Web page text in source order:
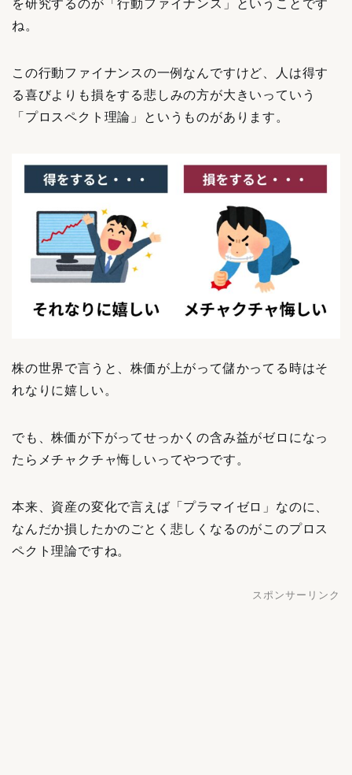
を研究するのが「行動ファイナンス」ということです
ね。
この行動ファイナンスの一例なんですけど、人は得す
る喜びよりも損をする悲しみの方が大きいっていう
「プロスペクト理論」というものがあります。
株の世界で言うと、株価が上がって儲かってる時はそ
れなりに嬉しい。
でも、株価が下がってせっかくの含み益がゼロになっ
たらメチャクチャ悔しいってやつです。
本来、資産の変化で言えば「プラマイゼロ」なのに、
なんだか損したかのごとく悲しくなるのがこのプロス
ペクト理論ですね。
スポンサーリンク